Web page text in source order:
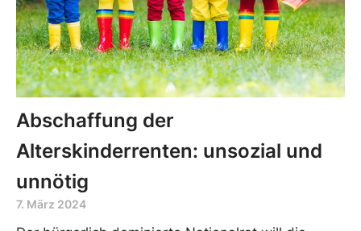
Abschaffung der
Alterskinderrenten: unsozial und
unnötig
7. März 2024